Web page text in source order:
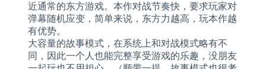
近通常的东方游戏。本作对战节奏快，要求玩家对
弹幕随机应变，简单来说，东方力越高，玩本作越
有优势。
大容量的故事模式，在系统上和对战模式略有不
同，因此一个人也能完整享受游戏的乐趣，没朋友